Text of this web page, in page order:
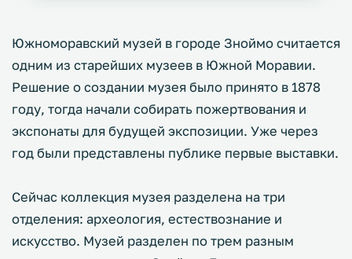
Южноморавский музей в городе Зноймо считается
одним из старейших музеев в Южной Моравии.
Решение о создании музея было принято в 1878
году, тогда начали собирать пожертвования и
экспонаты для будущей экспозиции. Уже через
год были представлены публике первые выставки.
Сейчас коллекция музея разделена на три
отделения: археология, естествознание и
искусство. Музей разделен по трем разным